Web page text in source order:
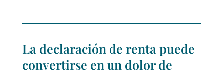
La declaración de renta puede
convertirse en un dolor de